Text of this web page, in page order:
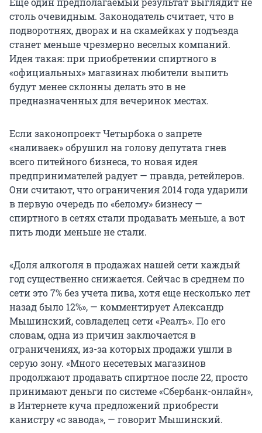
столь очевидным. Законодатель считает, что в
подворотнях, дворах и на скамейках у подъезда
станет меньше чрезмерно веселых компаний.
Идея такая: при приобретении спиртного в
«официальных» магазинах любители выпить
будут менее склонны делать это в не
предназначенных для вечеринок местах.
Если законопроект Четырбока о запрете
«наливаек» обрушил на голову депутата гнев
всего питейного бизнеса, то новая идея
предпринимателей радует — правда, ретейлеров.
Они считают, что ограничения 2014 года ударили
в первую очередь по «белому» бизнесу —
спиртного в сетях стали продавать меньше, а вот
пить люди меньше не стали.
«Доля алкоголя в продажах нашей сети каждый
год существенно снижается. Сейчас в среднем по
сети это 7% без учета пива, хотя еще несколько лет
назад было 12%», — комментирует Александр
Мышинский, совладелец сети «Реалъ». По его
словам, одна из причин заключается в
ограничениях, из-за которых продажи ушли в
серую зону. «Много несетевых магазинов
продолжают продавать спиртное после 22, просто
принимают деньги по системе «Сбербанк-онлайн»,
в Интернете куча предложений приобрести
канистру «с завода», — говорит Мышинский.